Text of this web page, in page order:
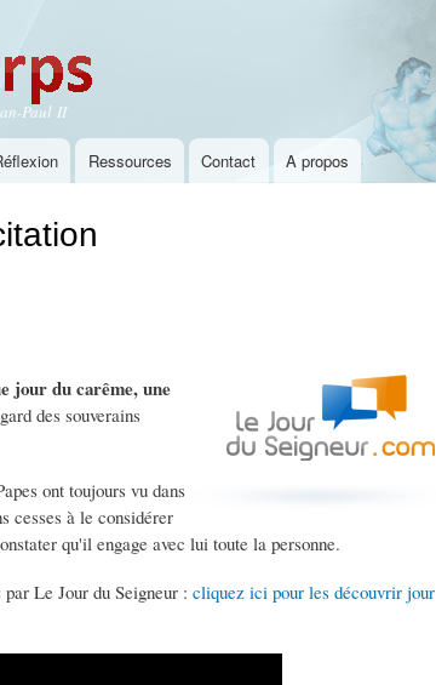
Paul II
Ressources Contact A propos
jour du carême, une
des souverains
ont toujours vu dans
cesses à le considérer
qu'il engage avec lui toute la personne.
Le Jour du Seigneur : cliquez ici pour les découvrir jour